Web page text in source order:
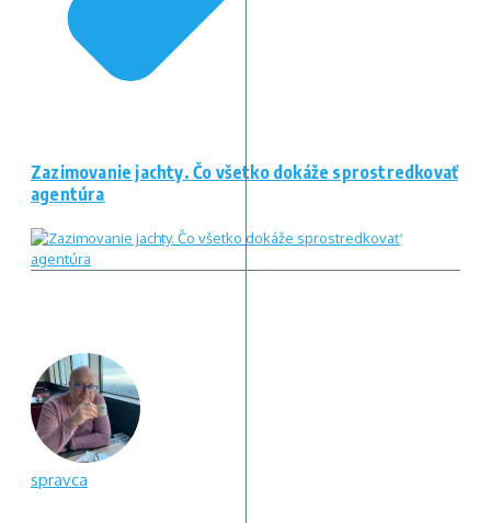
Zazimovanie jachty. Čo všetko dokáže sprostredkovať
agentúra
spravca